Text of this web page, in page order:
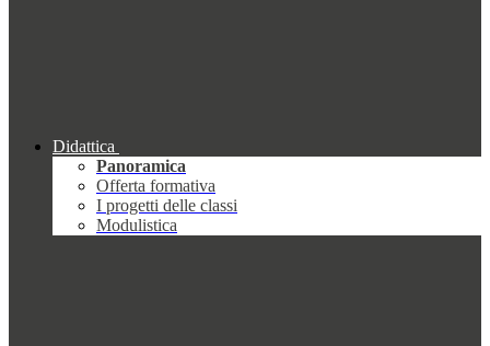
Didattica
Panoramica
Offerta formativa
I progetti delle classi
Modulistica